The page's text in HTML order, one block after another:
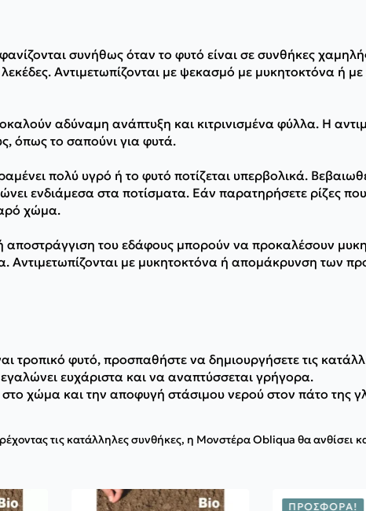
συνήθως όταν το φυτό είναι σε συνθήκες
Αντιμετωπίζονται με ψεκασμό με μυκητοκτόνα ή
αδύναμη ανάπτυξη και κιτρινισμένα φύλλα. Η
όπως το σαπούνι για φυτά.
πολύ υγρό ή το φυτό ποτίζεται υπερβολικά.
ενδιάμεσα στα ποτίσματα. Εάν παρατηρήσετε ρίζες που
χώμα.
του εδάφους μπορούν να προκαλέσουν
Αντιμετωπίζονται με μυκητοκτόνα ή απομάκρυνση των
τροπικό φυτό, προσπαθήστε να δημιουργήσετε τις
ευχάριστα και να αναπτύσσεται γρήγορα.
χώμα και την αποφυγή στάσιμου νερού στον πάτο της
τις κατάλληλες συνθήκες, η Μονστέρα Obliqua θα ανθίσει
ΠΡΟΣΦΟΡΆ!